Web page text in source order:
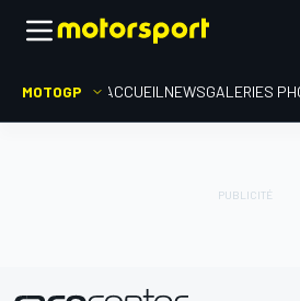
MOTOGP ACCUEIL NEWSGALERIES